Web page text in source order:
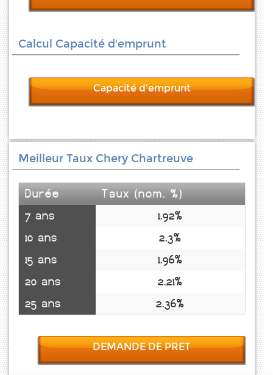
Calcul Capacité d'emprunt
Capacité d'emprunt
Meilleur Taux Chery Chartreuve
Durée
Taux (nom. %)
7 ans
1.92%
10 ans
2.3%
15 ans
1.96%
20 ans
2.21%
25 ans
2.36%
DEMANDE DE PRET